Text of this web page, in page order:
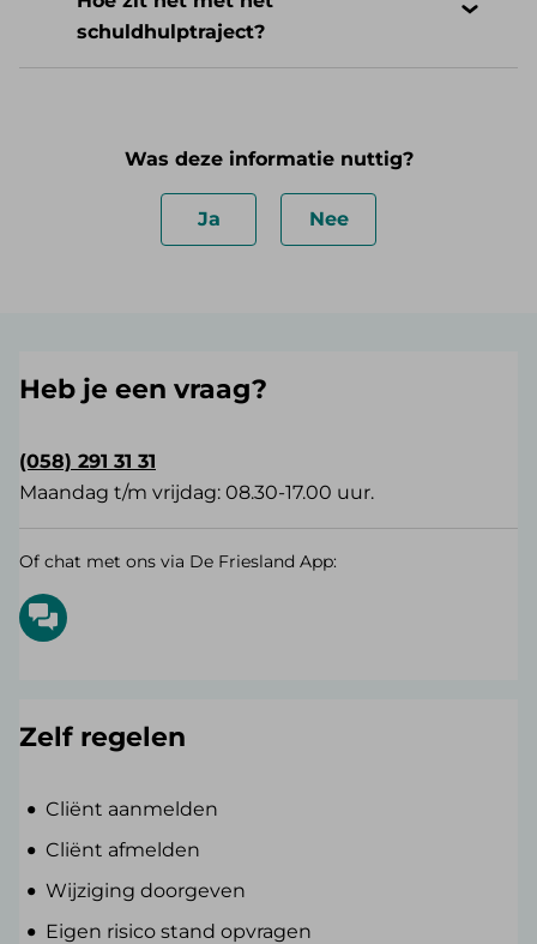
schuldhulptraject?
Was deze informatie nuttig?
Ja Nee
Heb je een vraag?
(058) 291 31 31
Maandag t/m vrijdag: 08.30-17.00 uur.
Of chat met ons via De Friesland App:
Zelf regelen
Cliënt aanmelden
Cliënt afmelden
Wijziging doorgeven
Eigen risico stand opvragen